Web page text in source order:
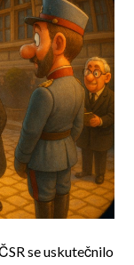
se uskutečnilo